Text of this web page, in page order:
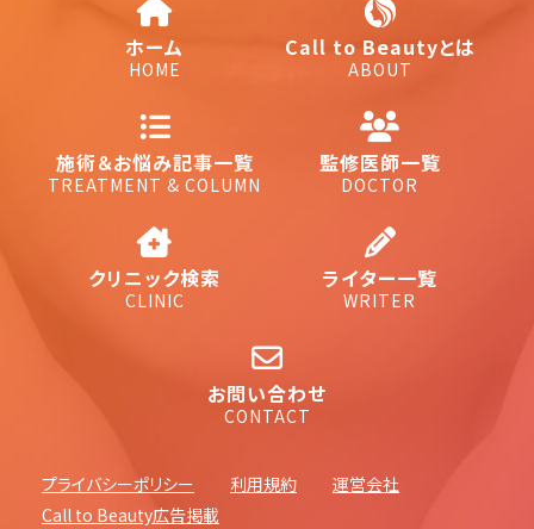
ホーム
HOME
Call to Beautyとは
ABOUT
施術＆お悩み記事一覧
TREATMENT & COLUMN
監修医師一覧
DOCTOR
クリニック検索
CLINIC
ライター一覧
WRITER
お問い合わせ
CONTACT
プライバシーポリシー 利用規約
運営会社
Call to Beauty広告掲載